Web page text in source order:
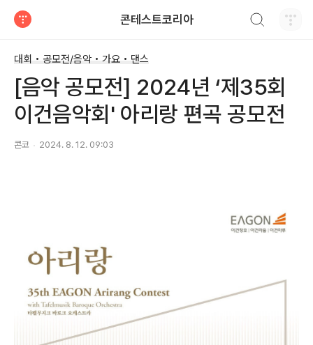
콘테스트코리아
대회 • 공모전/음악 • 가요 • 댄스
[음악 공모전] 2024년 ‘제35회
이건음악회' 아리랑 편곡 공모전
콘코 2024. 8. 12. 09:03